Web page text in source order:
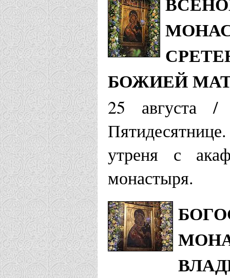
БОЖИЕЙ
25 августа
утреня с
монастыря.